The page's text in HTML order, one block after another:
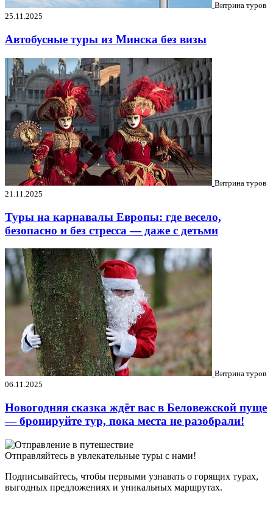
Витрина туров
25.11.2025
Автобусные туры из Минска без визы
Витрина туров
21.11.2025
Туры на карнавалы Европы: где весело,
безопасно и без стресса — даже с детьми
Витрина туров
06.11.2025
Новогодняя сказка ждёт вас в Беловежской пуще
— бронируйте тур, пока места не разобрали!
Отправляйтесь в увлекательные туры с нами!
Подписывайтесь, чтобы первыми узнавать о горящих турах,
выгодных предложениях и уникальных маршрутах.